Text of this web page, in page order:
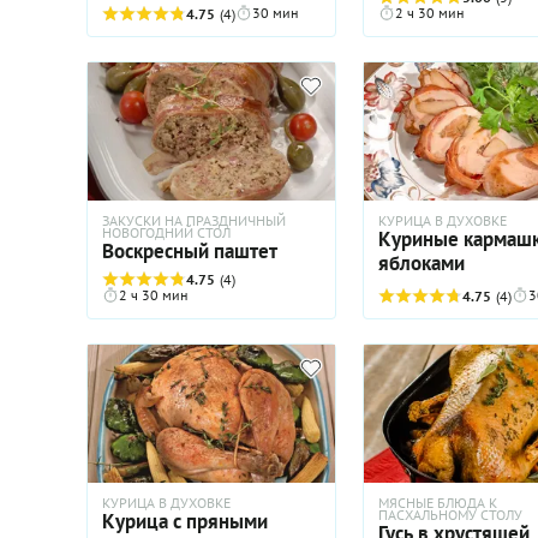
Что же касается
подойдут
очищенные, причем
использованием
их не следует.
4.75 (4) 30 мин
2 ч 30 мин
ЗАКУСКИ НА ПРАЗДНИЧНЫЙ
НОВОГОДНИЙ СТОЛ
Воскресный паштет
4.75 (4)
2 ч 30 мин
КУРИЦА В ДУХОВКЕ
Куриные
яблоками
4.75 (4)
КУРИЦА В ДУХОВКЕ
Курица с пряными
МЯСНЫЕ БЛЮДА К
ПАСХАЛЬНОМУ СТОЛУ